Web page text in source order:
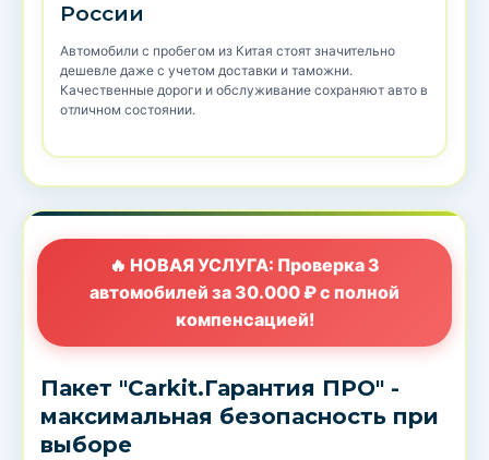
России
Автомобили с пробегом из Китая стоят значительно
дешевле даже с учетом доставки и таможни.
Качественные дороги и обслуживание сохраняют авто в
отличном состоянии.
🔥 НОВАЯ УСЛУГА: Проверка 3
автомобилей за 30.000 ₽ с полной
компенсацией!
Пакет "Carkit.Гарантия ПРО" -
максимальная безопасность при
выборе